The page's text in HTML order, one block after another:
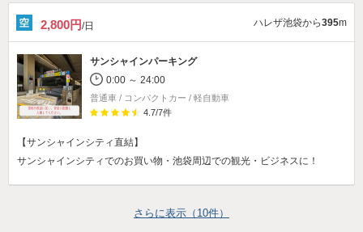
2,800円/日 ハレザ池袋から395m
サンシャインパーキング
0:00 ～ 24:00
普通車 / コンパクトカー / 軽自動車
4.7/7件
【サンシャインシティ直結】
サンシャインシティでのお買い物・池袋周辺での観光・ビジネスに！
さらに表示（ 10件）